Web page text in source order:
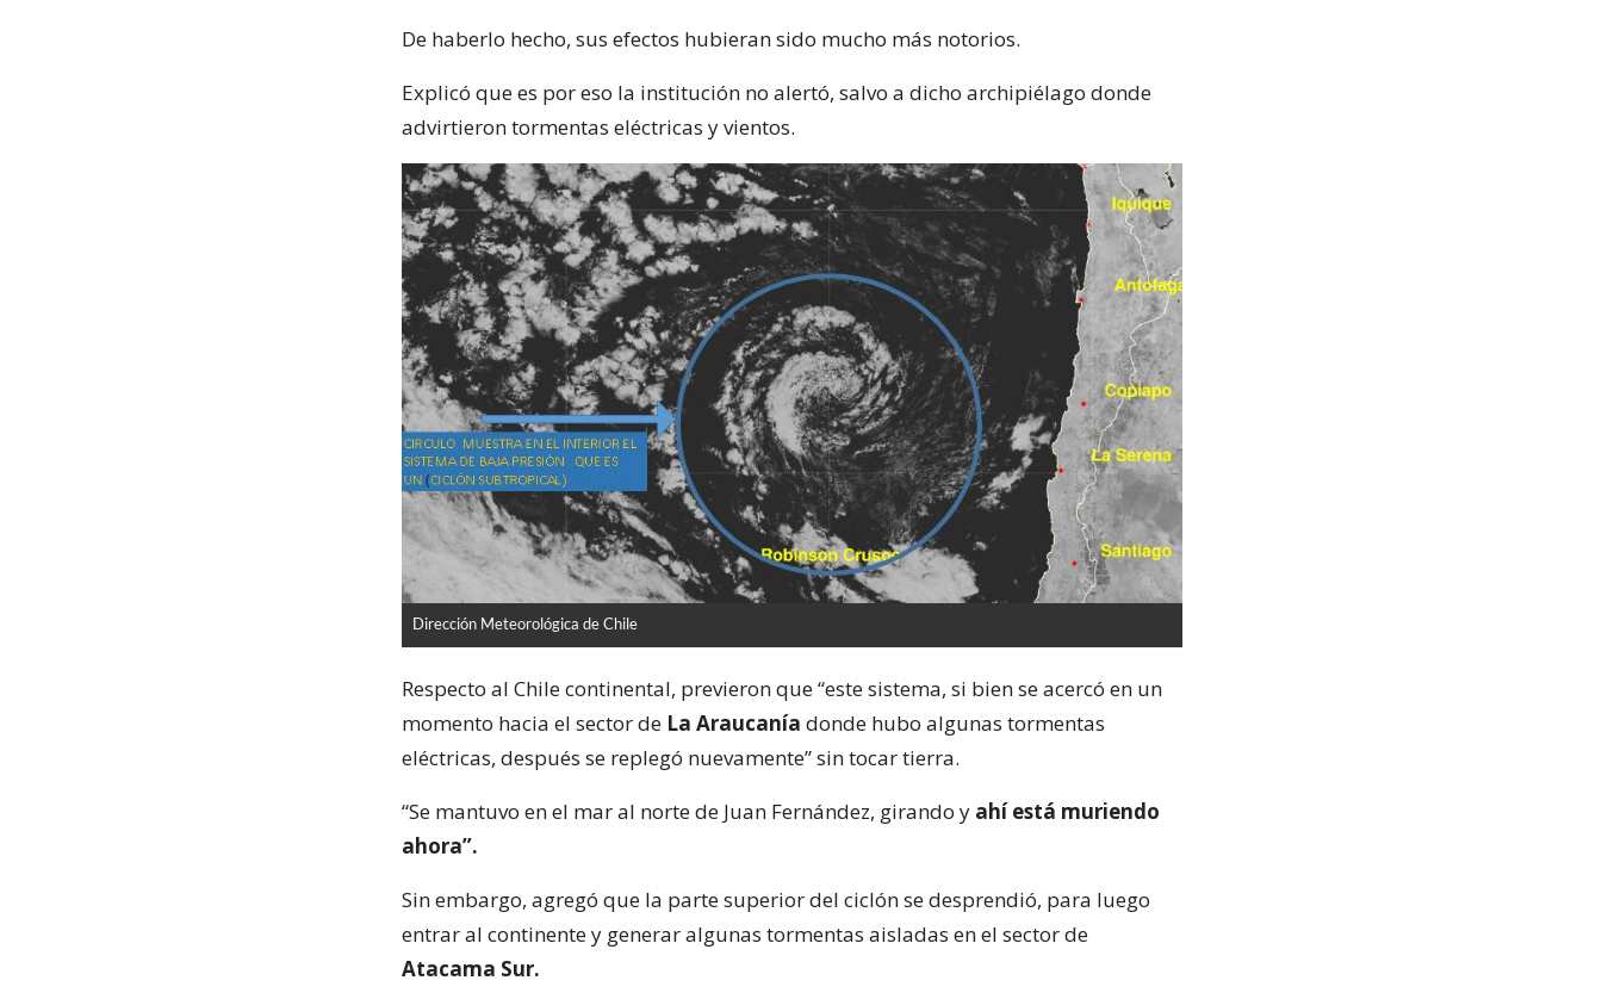
De haberlo hecho, sus efectos hubieran sido mucho más notorios.
Explicó que es por eso la institución no alertó, salvo a dicho archipiélago donde
advirtieron tormentas eléctricas y vientos.
Dirección Meteorológica de Chile
Respecto al Chile continental, previeron que “este sistema, si bien se acercó en un
momento hacia el sector de La Araucanía donde hubo algunas tormentas
eléctricas, después se replegó nuevamente” sin tocar tierra.
“Se mantuvo en el mar al norte de Juan Fernández, girando y ahí está muriendo
ahora”.
Sin embargo, agregó que la parte superior del ciclón se desprendió, para luego
entrar al continente y generar algunas tormentas aisladas en el sector de
Atacama Sur.